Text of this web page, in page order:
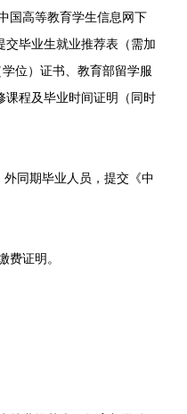
国高等教育学生信息网下
毕业生就业推荐表（需加
位）证书、教育部留学服
课程及毕业时间证明（同时
同期毕业人员，提交《中
证明。